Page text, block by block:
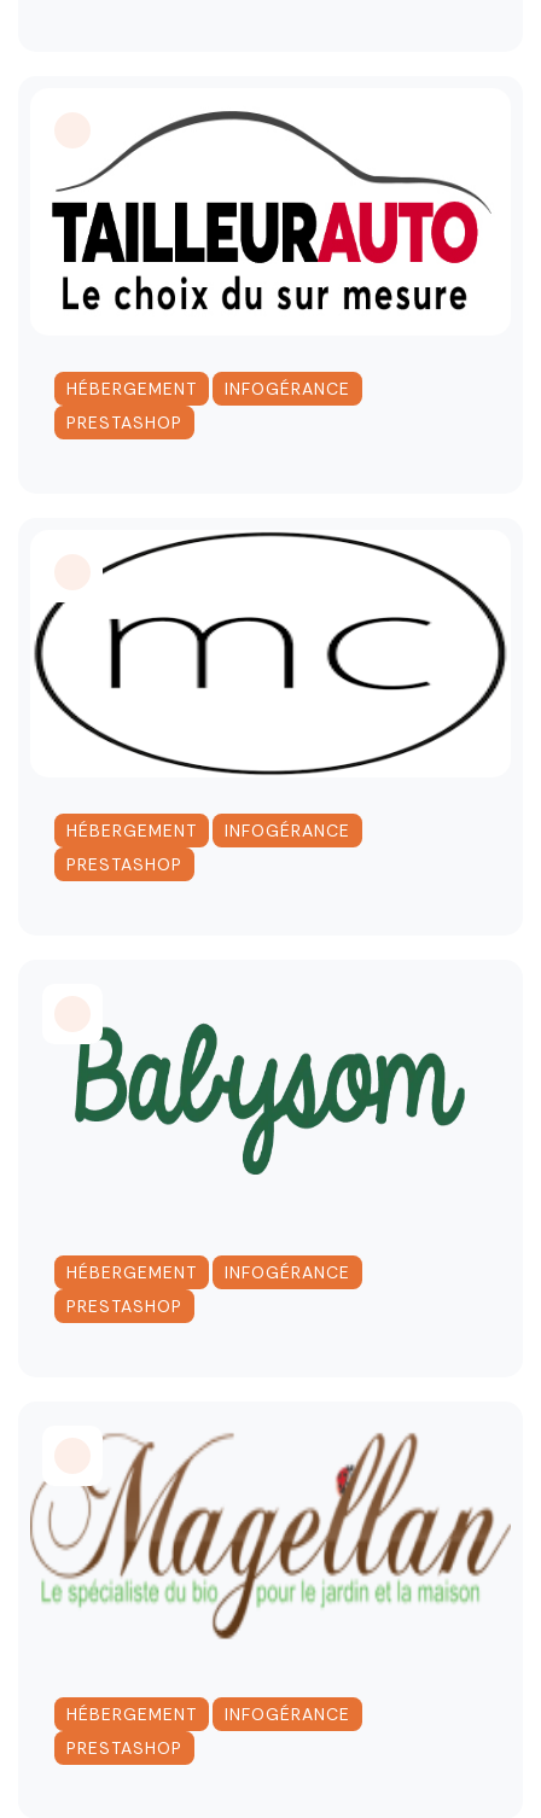
HÉBERGEMENT INFOGÉRANCE
PRESTASHOP
HÉBERGEMENT INFOGÉRANCE
PRESTASHOP
HÉBERGEMENT INFOGÉRANCE
PRESTASHOP
HÉBERGEMENT INFOGÉRANCE
PRESTASHOP